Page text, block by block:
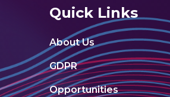
Quick Links
About Us
GDPR
Opportunities